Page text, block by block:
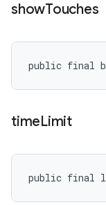
showTouches
public final
timeLimit
public final